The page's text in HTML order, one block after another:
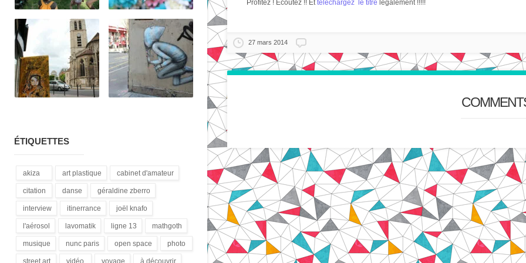
Profitez ! Ecoutez !! Et téléchargez le titre légalement !!!!!
27 mars 2014
ÉTIQUETTES
akiza
(21)
art plastique
(28)
cabinet d'amateur
(12)
citation
(18)
danse
(1)
géraldine zberro
interview
(15)
itinerrance
(16)
joël knafo
(3)
l'aérosol
(14)
lavomatik
(31)
ligne 13
(4)
mathgoth
(24)
musique
(13)
nunc paris
(5)
open space
(1)
photo
(3)
street art vidéo voyage à découvrir